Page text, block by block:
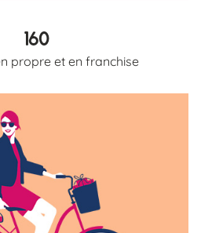
160
propre et en franchise